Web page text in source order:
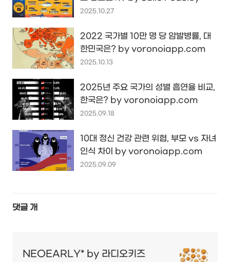
2025.10.27
2022 국가별 10만 명 당 암발병률, 대
한민국은? by voronoiapp.com
2025.10.13
2025년 주요 국가의 성별 흡연율 비교,
한국은? by voronoiapp.com
2025.09.18
10대 정신 건강 관련 위협, 부모 vs 자녀
인식 차이 by voronoiapp.com
2025.09.09
댓글 개
NEOEARLY* by 라디오키즈